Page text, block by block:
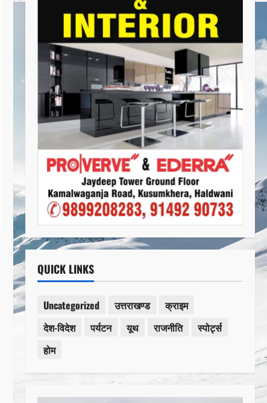
QUICK LINKS
Uncategorized उत्तराखण्ड
क्राइम
देश-विदेश
पर्यटन यूथ राजनीति
स्पोर्ट्स
होम